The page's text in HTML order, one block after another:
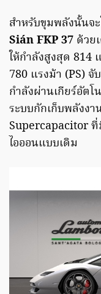
สำหรับขุมพลังนั้นจ
Sián FKP 37 ด้วย
ให้กำลังสูงสุด 814
780 แรงม้า (PS) จั
กำลังผ่านเกียร์อัต
ระบบกักเก็บพลังงา
Supercapacitor ที่
ไอออนแบบเดิม